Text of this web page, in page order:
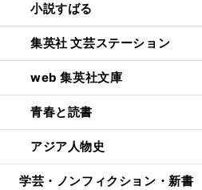
小説すばる
集英社 文芸ステーション
web 集英社文庫
青春と読書
アジア人物史
学芸・ノンフィクション・新書